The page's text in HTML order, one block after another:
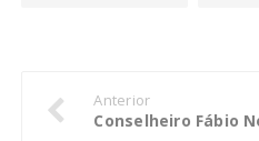
Anterior